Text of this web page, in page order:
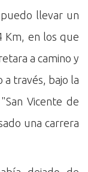
llevar un
Km, en los que
a camino y
a través, bajo la
Vicente de
una carrera